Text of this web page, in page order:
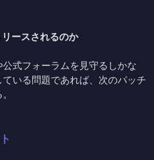
ースされるのか
式フォーラムを見守るしかな
いる問題であれば、次のパッチ